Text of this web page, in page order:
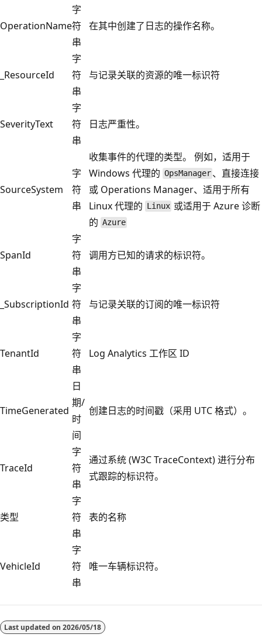
OperationName
字
符
串
在其中创建了日志的操作名称。
_ResourceId
字
符
串
与记录关联的资源的唯一标识符
SeverityText
字
符
串
日志严重性。
SourceSystem
字
符
串
收集事件的代理的类型。 例如，适用于
Windows 代理的 OpsManager 、直接连接
或 Operations Manager、适用于所有
Linux 代理的 Linux 或适用于 Azure 诊断
的 Azure
SpanId
字
符
串
调用方已知的请求的标识符。
_SubscriptionId
字
符
串
与记录关联的订阅的唯一标识符
TenantId
字
符
串
Log Analytics 工作区 ID
TimeGenerated
日
期/
时
间
创建日志的时间戳（采用 UTC 格式）。
TraceId
字
符
串
通过系统 (W3C TraceContext) 进行分布
式跟踪的标识符。
类型
字
符
串
表的名称
VehicleId
字
符
串
唯一车辆标识符。
模Last updated on 2026/05/18